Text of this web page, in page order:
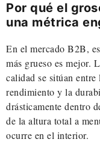
Por qué el
una métrica
En el mercado B2B,
más grueso es mejor.
calidad se sitúan
rendimiento y la
drásticamente dentro
de la altura total a
ocurre en el interior.